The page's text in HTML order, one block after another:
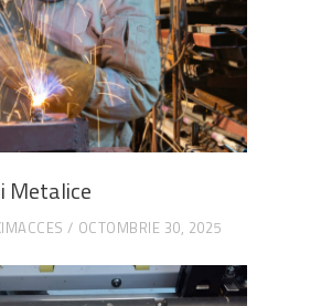
Metalice
OCTOMBRIE 30, 2025